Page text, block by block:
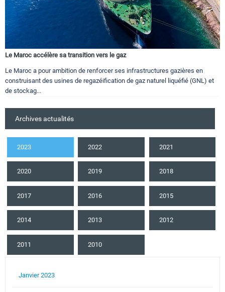
Le Maroc accélère sa transition vers le gaz
Le Maroc a pour ambition de renforcer ses infrastructures gazières en
construisant des usines de regazéification de gaz naturel liquéfié (GNL) et
de stockag...
Archives actualités
2023 2022 2021
2020 2019 2018
2017 2016 2015
2014 2013 2012
2011 2010
Janvier 2023